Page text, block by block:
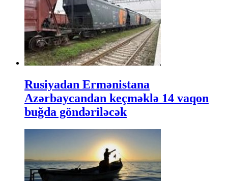
Rusiyadan Ermənistana
Azərbaycandan keçməklə 14 vaqon
buğda göndəriləcək